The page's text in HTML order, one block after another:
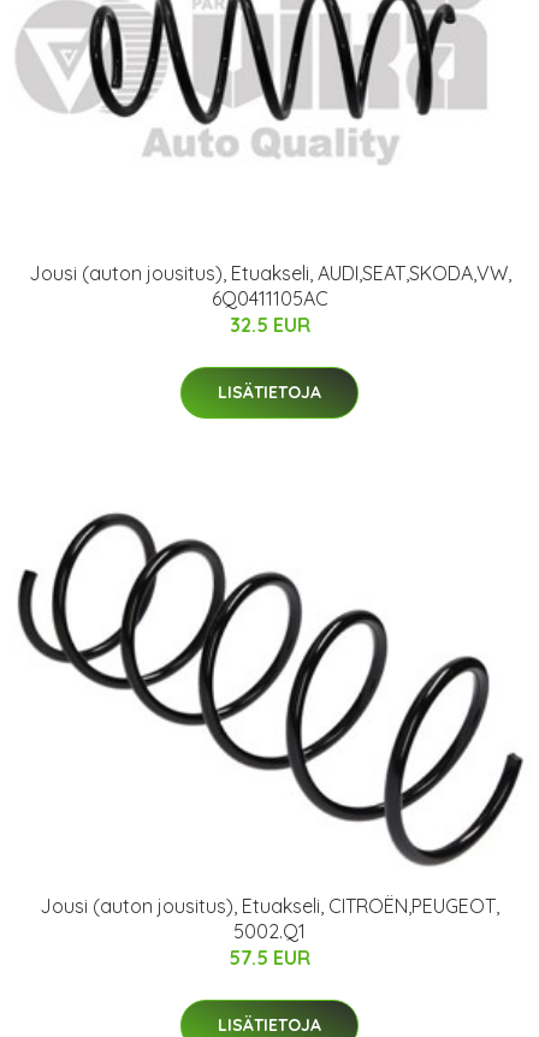
Jousi (auton jousitus), Etuakseli, AUDI,SEAT,SKODA,VW,
6Q0411105AC
32.5 EUR
LISÄTIETOJA
Jousi (auton jousitus), Etuakseli, CITROËN,PEUGEOT,
5002.Q1
57.5 EUR
LISÄTIETOJA